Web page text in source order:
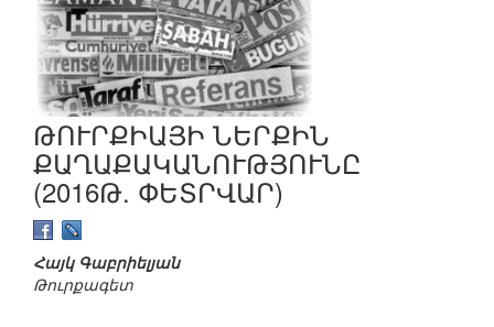
ԹՈՒՐՔԻԱՅԻ ՆԵՐՔԻՆ
ՔԱՂԱՔԱԿԱՆՈՒԹՅՈՒՆԸ
(2016Թ. ՓԵՏՐՎԱՐ)
Հայկ Գաբրիելյան
Թուրքագետ